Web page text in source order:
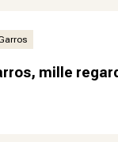
mille